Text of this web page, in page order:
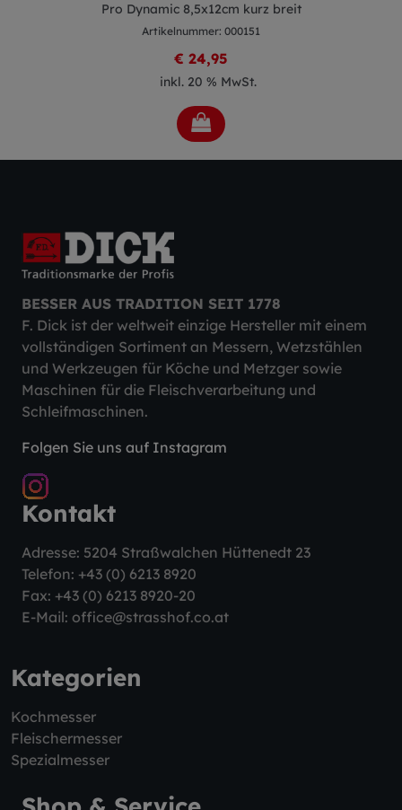
Pro Dynamic 8,5x12cm kurz breit
Artikelnummer: 000151
€ 24,95
inkl. 20 % MwSt.
BESSER AUS TRADITION SEIT 1778
F. Dick ist der weltweit einzige Hersteller mit einem
vollständigen Sortiment an Messern, Wetzstählen
und Werkzeugen für Köche und Metzger sowie
Maschinen für die Fleischverarbeitung und
Schleifmaschinen.
Folgen Sie uns auf Instagram
Kontakt
Adresse: 5204 Straßwalchen Hüttenedt 23
Telefon: +43 (0) 6213 8920
Fax: +43 (0) 6213 8920-20
E-Mail: office@strasshof.co.at
Kategorien
Kochmesser
Fleischermesser
Spezialmesser